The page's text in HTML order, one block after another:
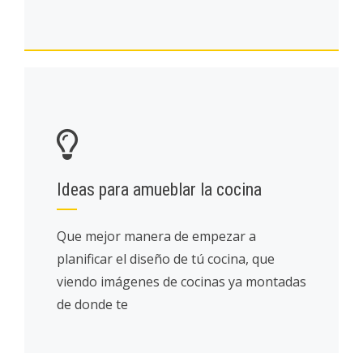
Ideas para amueblar la cocina
Que mejor manera de empezar a
planificar el diseño de tú cocina, que
viendo imágenes de cocinas ya montadas
de donde te